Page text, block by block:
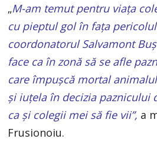
„M-am temut pentru viaţa
cu pieptul gol în faţa
coordonatorul Salvamont
face ca în zonă să se afle
care împuşcă mortal
şi iuţela în decizia paznicului
ca şi colegii mei să fie vii”, a
Frusionoiu.